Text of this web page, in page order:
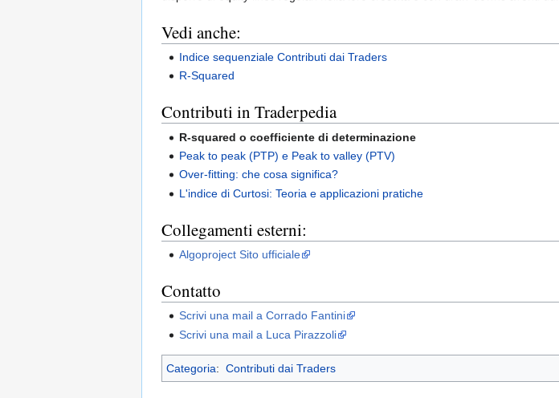
Vedi anche:
Indice sequenziale Contributi dai Traders
R-Squared
Contributi in Traderpedia
R-squared o coefficiente di determinazione
Peak to peak (PTP) e Peak to valley (PTV)
Over-fitting: che cosa significa?
L'indice di Curtosi: Teoria e applicazioni pratiche
Collegamenti esterni:
Algoproject Sito ufficiale
Contatto
Scrivi una mail a Corrado Fantini
Scrivi una mail a Luca Pirazzoli
Categoria: Contributi dai Traders